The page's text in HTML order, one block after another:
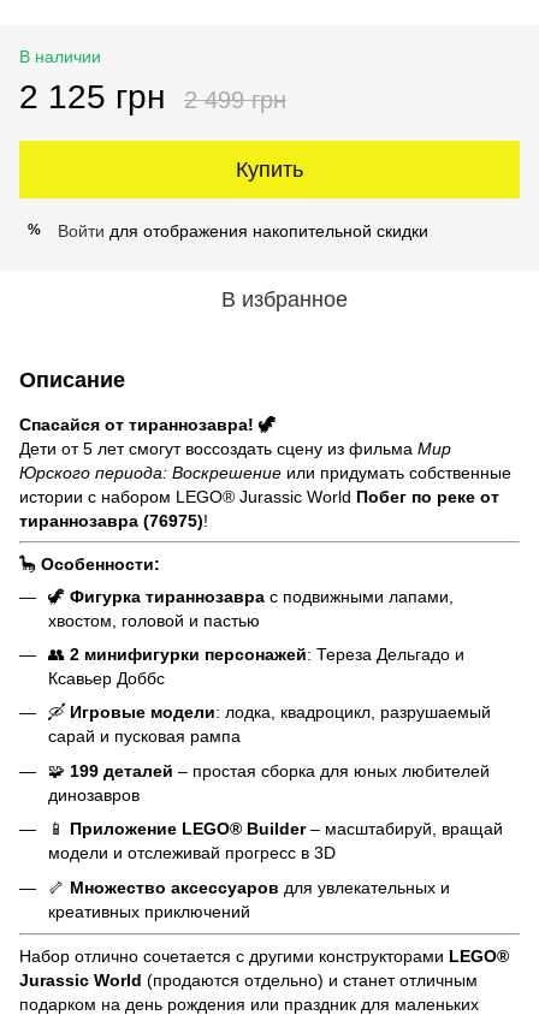
В наличии
2 125 грн 2 499 грн
Купить
% Войти для отображения накопительной скидки
В избранное
Описание
Спасайся от тираннозавра! 🦖
Дети от 5 лет смогут воссоздать сцену из фильма Мир
Юрского периода: Воскрешение или придумать собственные
истории с набором LEGO® Jurassic World Побег по реке от
тираннозавра (76975)!
🦕 Особенности:
🦖 Фигурка тираннозавра с подвижными лапами,
хвостом, головой и пастью
👥 2 минифигурки персонажей: Тереза Дельгадо и
Ксавьер Доббс
🛶 Игровые модели: лодка, квадроцикл, разрушаемый
сарай и пусковая рампа
🧩 199 деталей – простая сборка для юных любителей
динозавров
📱 Приложение LEGO® Builder– масштабируй, вращай
модели и отслеживай прогресс в 3D
🦴 Множество аксессуаров для увлекательных и
креативных приключений
Набор отлично сочетается с другими конструкторами LEGO®
Jurassic World (продаются отдельно) и станет отличным
подарком на день рождения или праздник для маленьких